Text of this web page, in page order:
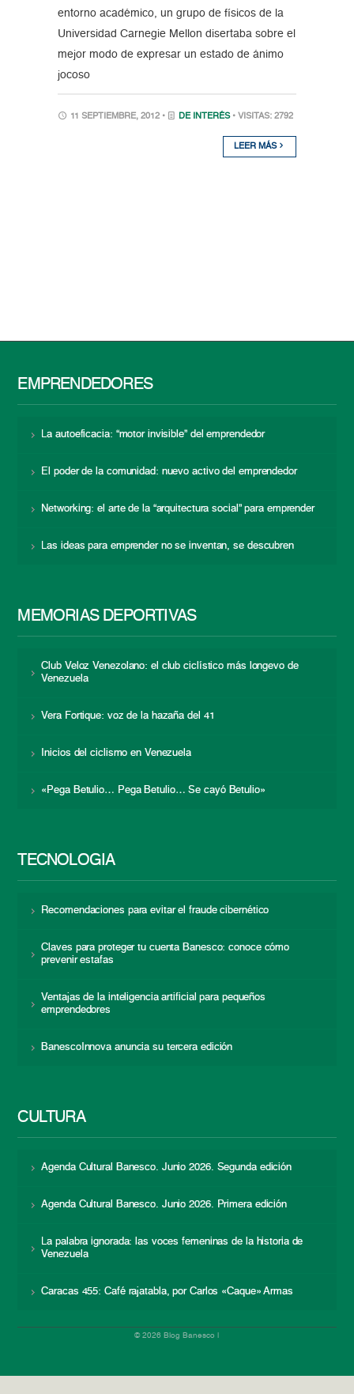
entorno académico, un grupo de físicos de la
Universidad Carnegie Mellon disertaba sobre el
mejor modo de expresar un estado de ánimo
jocoso
11 SEPTIEMBRE, 2012 • DE INTERÉS • VISITAS: 2792
LEER MÁS
EMPRENDEDORES
La autoeficacia: “motor invisible” del emprendedor
El poder de la comunidad: nuevo activo del emprendedor
Networking: el arte de la “arquitectura social” para emprender
Las ideas para emprender no se inventan, se descubren
MEMORIAS DEPORTIVAS
Club Veloz Venezolano: el club ciclístico más longevo de
Venezuela
Vera Fortique: voz de la hazaña del 41
Inicios del ciclismo en Venezuela
«Pega Betulio… Pega Betulio… Se cayó Betulio»
TECNOLOGÍA
Recomendaciones para evitar el fraude cibernético
Claves para proteger tu cuenta Banesco: conoce cómo
prevenir estafas
Ventajas de la inteligencia artificial para pequeños
emprendedores
BanescoInnova anuncia su tercera edición
CULTURA
Agenda Cultural Banesco. Junio 2026. Segunda edición
Agenda Cultural Banesco. Junio 2026. Primera edición
La palabra ignorada: las voces femeninas de la historia de
Venezuela
Caracas 455: Café rajatabla, por Carlos «Caque» Armas
© 2026 Blog Banesco |